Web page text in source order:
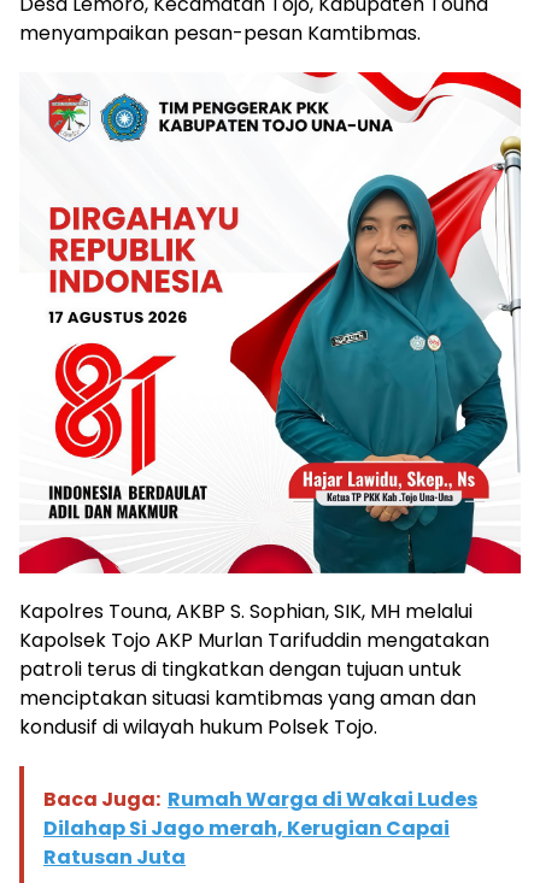
menyampaikan pesan-pesan Kamtibmas.
Kapolres Touna, AKBP S. Sophian, SIK, MH melalui
Kapolsek Tojo AKP Murlan Tarifuddin mengatakan
patroli terus di tingkatkan dengan tujuan untuk
menciptakan situasi kamtibmas yang aman dan
kondusif di wilayah hukum Polsek Tojo.
Baca Juga: Rumah Warga di Wakai Ludes
Dilahap Si Jago merah, Kerugian Capai
Ratusan Juta